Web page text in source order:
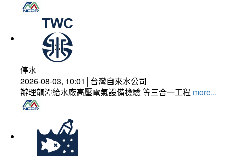
停水
2026-08-03, 10:01│台灣自來水公司
辦理龍潭給水廠高壓電氣設備檢驗 等三合一工程 more...